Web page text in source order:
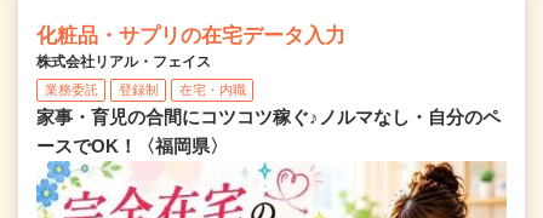
化粧品・サプリの在宅データ入力
株式会社リアル・フェイス
業務委託 登録制 在宅・内職
家事・育児の合間にコツコツ稼ぐ♪ノルマなし・自分のペ
ースでOK！〈福岡県〉